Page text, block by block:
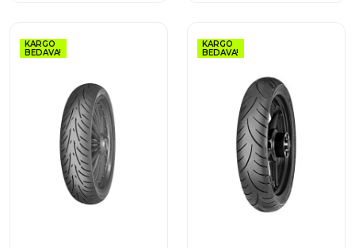
KARGO
BEDAVA!
KARGO
BEDAVA!